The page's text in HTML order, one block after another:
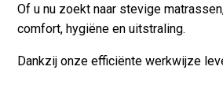
Of u nu zoekt naar stevige
comfort, hygiëne en uitstraling.
Dankzij onze efficiënte werkwijze